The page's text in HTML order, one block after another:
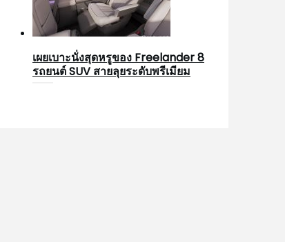
เผยเบาะนั่งสุดหรูของ Freelander 8
รถยนต์ SUV สายลุยระดับพรีเมียม